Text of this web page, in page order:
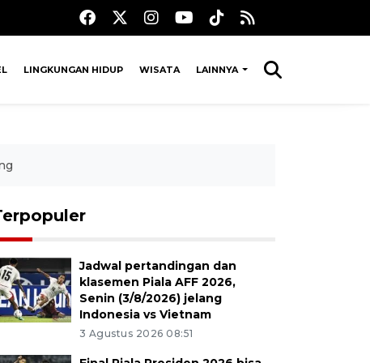
LINGKUNGAN HIDUP WISATA LAINNYA
Jadwal pertandingan dan
klasemen Piala AFF 2026,
Senin (3/8/2026) jelang
Indonesia vs Vietnam
3 Agustus 2026 08:51